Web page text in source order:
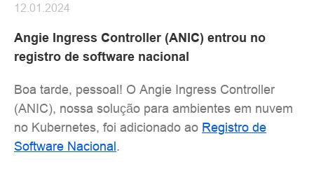
Angie Ingress Controller (ANIC) entrou no
registro de software nacional
12.01.2024
Boa tarde, pessoal! O Angie Ingress Controller
(ANIC), nossa solução para ambientes em nuvem
no Kubernetes, foi adicionado ao Registro de
Software Nacional.